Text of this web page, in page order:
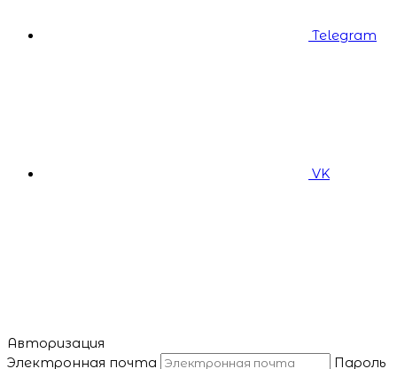
Telegram
VK
Авторизация
Электронная почта
Пароль